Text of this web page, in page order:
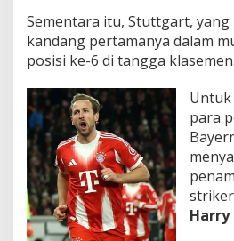
Sementara itu, Stuttgart,
kandang pertamanya dalam
posisi ke-6 di tangga klasemen.
Untuk
para
Harry